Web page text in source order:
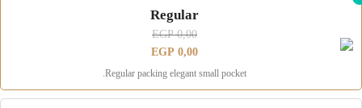
Regular
0,00
EGP
0,00
EGP
Regular packing elegant small pocket.